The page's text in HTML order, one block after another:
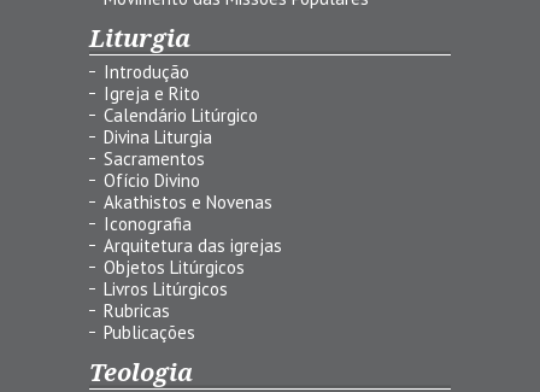
Liturgia
Introdução
Igreja e Rito
Calendário Litúrgico
Divina Liturgia
Sacramentos
Ofício Divino
Akathistos e Novenas
Iconografia
Arquitetura das igrejas
Objetos Litúrgicos
Livros Litúrgicos
Rubricas
Publicações
Teologia